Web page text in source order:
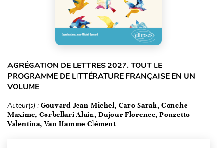
AGRÉGATION DE LETTRES 2027. TOUT LE
PROGRAMME DE LITTÉRATURE FRANÇAISE EN UN
VOLUME
Auteur(s) : Gouvard Jean-Michel, Caro Sarah, Conche
Maxime, Corbellari Alain, Dujour Florence, Ponzetto
Valentina, Van Hamme Clément